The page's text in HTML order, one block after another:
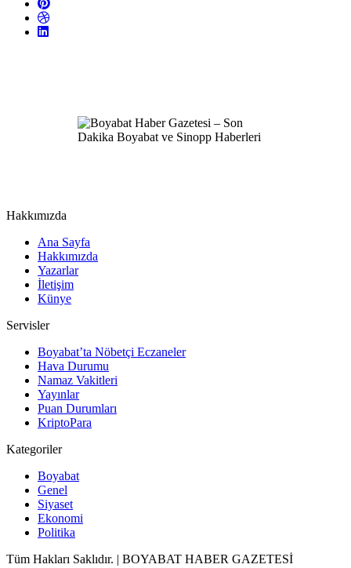
Hakkımızda
Ana Sayfa
Hakkımızda
Yazarlar
İletişim
Künye
Servisler
Boyabat’ta Nöbetçi Eczaneler
Hava Durumu
Namaz Vakitleri
Yayınlar
Puan Durumları
KriptoPara
Kategoriler
Boyabat
Genel
Siyaset
Ekonomi
Politika
Tüm Hakları Saklıdır. | BOYABAT HABER GAZETESİ